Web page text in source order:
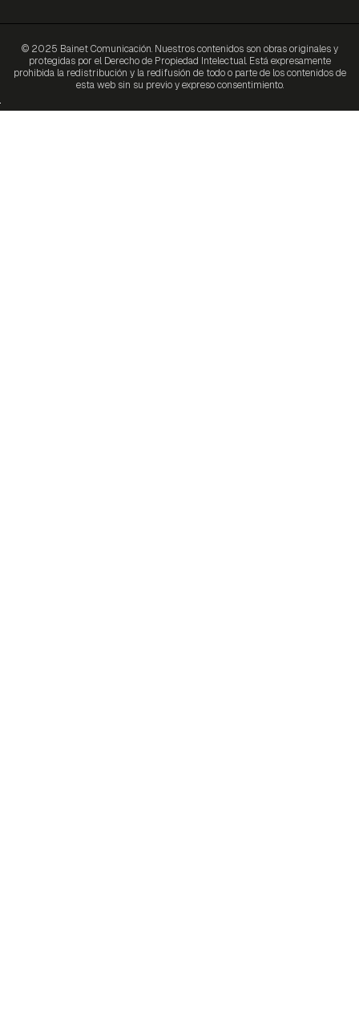
© 2025 Bainet Comunicación. Nuestros contenidos son obras originales y
protegidas por el Derecho de Propiedad Intelectual. Está expresamente
prohibida la redistribución y la redifusión de todo o parte de los contenidos de
esta web sin su previo y expreso consentimiento.